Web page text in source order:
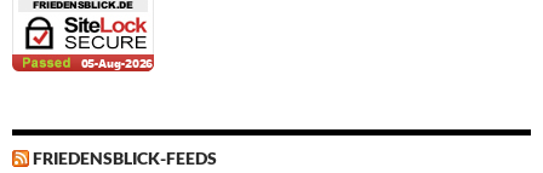
FRIEDENSBLICK-FEEDS